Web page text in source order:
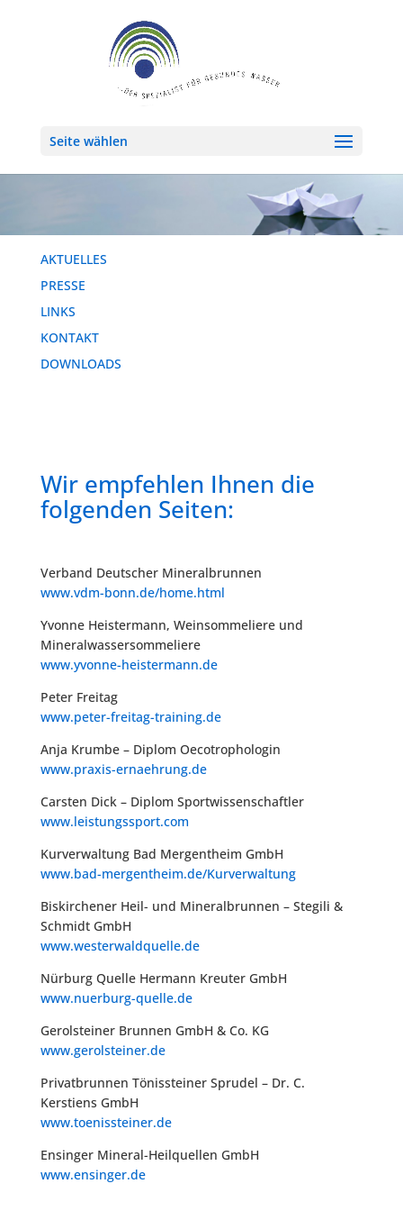
Seite wählen
AKTUELLES
PRESSE
LINKS
KONTAKT
DOWNLOADS
Wir empfehlen Ihnen die
folgenden Seiten:
Verband Deutscher Mineralbrunnen
www.vdm-bonn.de/home.html
Yvonne Heistermann, Weinsommeliere und
Mineralwassersommeliere
www.yvonne-heistermann.de
Peter Freitag
www.peter-freitag-training.de
Anja Krumbe – Diplom Oecotrophologin
www.praxis-ernaehrung.de
Carsten Dick – Diplom Sportwissenschaftler
www.leistungssport.com
Kurverwaltung Bad Mergentheim GmbH
www.bad-mergentheim.de/Kurverwaltung
Biskirchener Heil- und Mineralbrunnen – Stegili &
Schmidt GmbH
www.westerwaldquelle.de
Nürburg Quelle Hermann Kreuter GmbH
www.nuerburg-quelle.de
Gerolsteiner Brunnen GmbH & Co. KG
www.gerolsteiner.de
Privatbrunnen Tönissteiner Sprudel – Dr. C.
Kerstiens GmbH
www.toenissteiner.de
Ensinger Mineral-Heilquellen GmbH
www.ensinger.de